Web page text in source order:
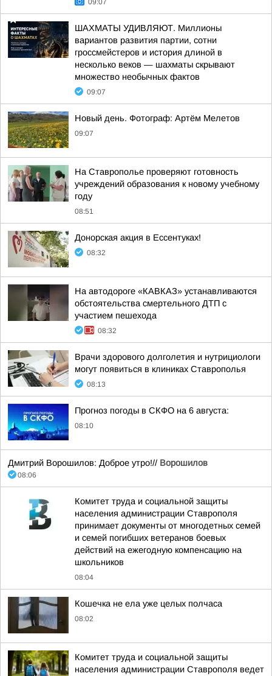
09:07
ШАХМАТЫ УДИВЛЯЮТ. Миллионы
вариантов развития партии, сотни
гроссмейстеров и история длиной в
несколько веков — шахматы скрывают
множество необычных фактов
09:07
Новый день. Фотограф: Артём Мелетов
09:07
На Ставрополье проверяют готовность
учреждений образования к новому учебному
году
08:51
Донорская акция в Ессентуках!
08:32
На автодороге «КАВКАЗ» устанавливаются
обстоятельства смертельного ДТП с
участием пешехода
08:32
Врачи здорового долголетия и нутрициологи
могут появиться в клиниках Ставрополья
08:13
Прогноз погоды в СКФО на 6 августа:
08:10
Дмитрий Ворошилов: Доброе утро!// Ворошилов
08:06
Комитет труда и социальной защиты
населения администрации Ставрополя
принимает документы от многодетных семей
и семей погибших ветеранов боевых
действий на ежегодную компенсацию на
школьников
08:04
Кошечка не ела уже целых полчаса
08:02
Комитет труда и социальной защиты
населения администрации Ставрополя ведет